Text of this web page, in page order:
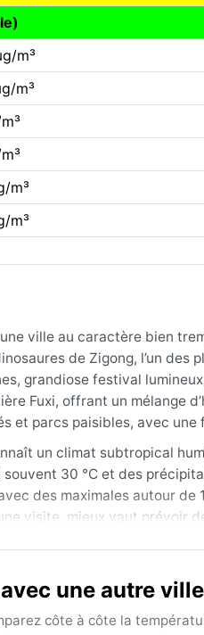
m³
m³
m³
m³
ville au caractère bien
de Zigong, l’un des
grandiose festival
Fuxi, offrant un mélange
et parcs paisibles, avec
un climat subtropical
30 °C et des
des maximales autour de
visite, mieux vaut prévoir
Le printemps, d’avril à
aussi du brouillard
une autre ville
côte à côte la